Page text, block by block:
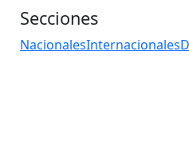
Secciones
NacionalesInternacionales